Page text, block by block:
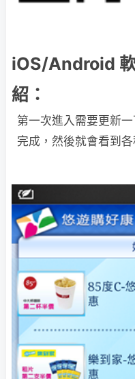
iOS/Android
紹：
第一次進入需要更新
完成，然後就會看到